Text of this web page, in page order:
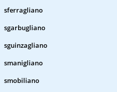
sferragliano
sgarbugliano
sguinzagliano
smanigliano
smobiliano